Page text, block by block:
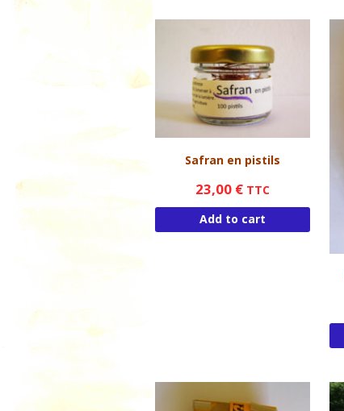
Safran en pistils
23,00 € TTC
Add to cart